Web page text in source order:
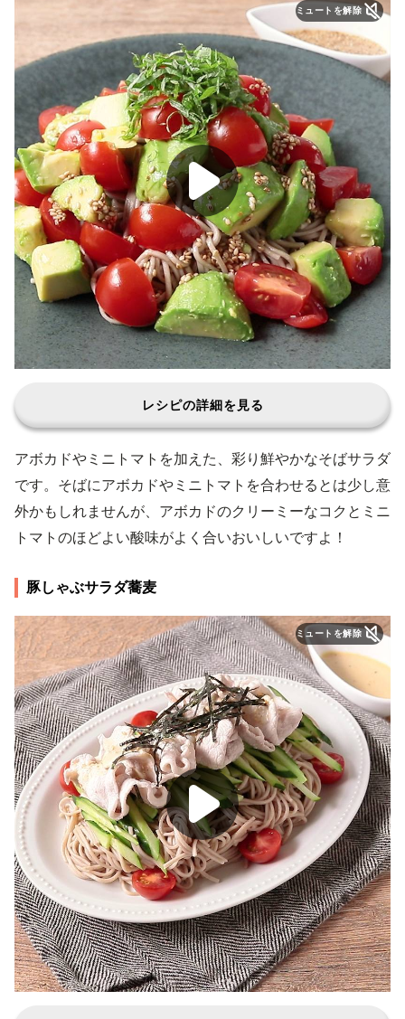
ミュートを解除
レシピの詳細を見る
アボカドやミニトマトを加えた、彩り鮮やかなそばサラダ
です。そばにアボカドやミニトマトを合わせるとは少し意
外かもしれませんが、アボカドのクリーミーなコクとミニ
トマトのほどよい酸味がよく合いおいしいですよ！
豚しゃぶサラダ蕎麦
ミュートを解除